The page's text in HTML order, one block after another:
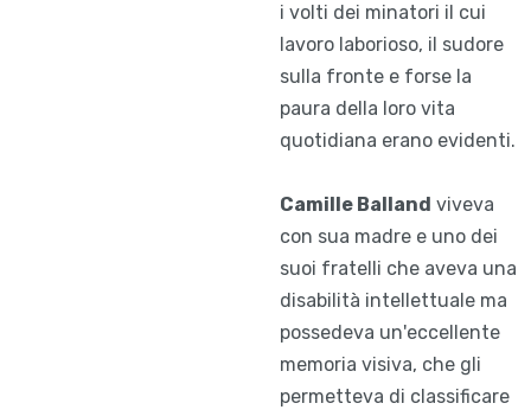
i volti dei minatori il cui
lavoro laborioso, il sudore
sulla fronte e forse la
paura della loro vita
quotidiana erano evidenti.
Camille Balland viveva
con sua madre e uno dei
suoi fratelli che aveva una
disabilità intellettuale ma
possedeva un'eccellente
memoria visiva, che gli
permetteva di classificare